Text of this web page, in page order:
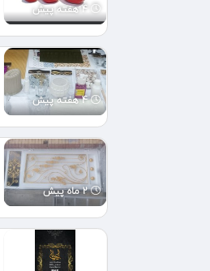
4 هفته پیش
2 ماه پیش